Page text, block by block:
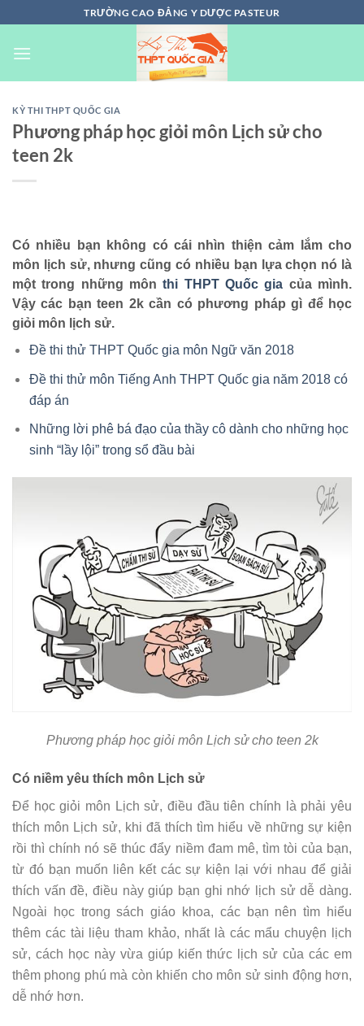
đến
nội
TRƯỜNG CAO ĐẲNG Y DƯỢC PASTEUR
KỲ THI THPT QUỐC GIA
Phương pháp học giỏi môn Lịch sử cho
teen 2k
Có nhiều bạn không có cái nhìn thiện cảm lắm cho
môn lịch sử, nhưng cũng có nhiều bạn lựa chọn nó là
một trong những mônthi THPT Quốc gia của mình.
Vậy các bạn teen 2k cần có phương pháp gì để học
giỏi môn lịch sử.
Đề thi thử THPT Quốc gia môn Ngữ văn 2018
Đề thi thử môn Tiếng Anh THPT Quốc gia năm 2018 có
đáp án
Những lời phê bá đạo của thầy cô dành cho những học
sinh “lầy lội” trong sổ đầu bài
Phương pháp học giỏi môn Lịch sử cho teen 2k
Có niềm yêu thích môn Lịch sử
Để học giỏi môn Lịch sử, điều đầu tiên chính là phải yêu
thích môn Lịch sử, khi đã thích tìm hiểu về những sự kiện
rồi thì chính nó sẽ thúc đẩy niềm đam mê, tìm tòi của bạn,
từ đó bạn muốn liên kết các sự kiện lại với nhau để giải
thích vấn đề, điều này giúp bạn ghi nhớ lịch sử dễ dàng.
Ngoài học trong sách giáo khoa, các bạn nên tìm hiểu
thêm các tài liệu tham khảo, nhất là các mẩu chuyện lịch
sử, cách học này vừa giúp kiến thức lịch sử của các em
thêm phong phú mà còn khiến cho môn sử sinh động hơn,
dễ nhớ hơn.